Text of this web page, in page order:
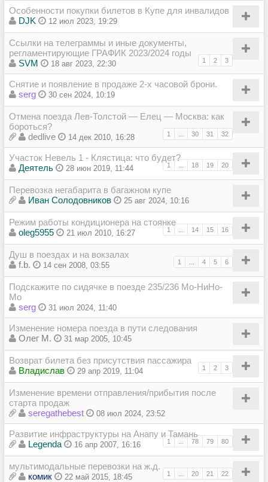
Особенности покупки билетов в Купе для инвалидов
DJK
12 июл 2023, 19:29
Ссылки на телеграммы и иные документы,
регламентирующие ГРАФИК 2023/2024 годы
1 2 3
SVM 18 авг 2023, 22:30
Снятие и появление в продаже 2-х часовой брони.
serg
30 сен 2024, 10:19
Отмена поезда Лев-Толстой — Елец — Москва: как
бороться?
1 30 31 32
dedlive 14 дек 2010, 16:28
Участок Невель 1 - Клястица: что будет?
1 18 19 20
Деятель 28 июн 2019, 11:44
Перевозка негабарита в багажном купе
Иван Солодовников
25 авг 2024, 10:16
Режим работы кондиционера на стоянке
1 14 15 16
oleg5955 21 июл 2010, 16:27
Душ в поездах и на вокзалах
1 4 5 6
f.b. 14 сен 2008, 03:55
Подскажите по сидячке в поезде 235/236 Мо-НиНо-
Мо
serg
31 июл 2024, 11:40
Изменение номера поезда в пути следования
Олег М.
31 мар 2005, 10:45
Возврат билета без присутствия пассажира
1 2 3
Владиcлав 29 апр 2019, 11:04
Изменение времени отправления/прибытия после
старта продаж
seregathebest
08 июл 2024, 23:52
Развитие инфраструктуры на Анапу и Тамань
1 78 79 80
Legenda 16 апр 2007, 16:16
мультимодальные перевозки на ж.д.
1 20 21 22
комик 22 май 2015, 18:45